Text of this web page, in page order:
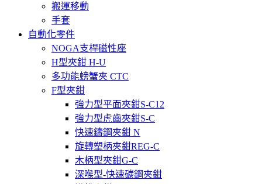
搬運移動
手套
自動化零件
NOGA支桿磁性座
H型夾鉗 H-U
多功能螃蟹夾 CTC
F型夾鉗
強力型平面夾鉗S-C12
強力型虎齒夾鉗S-C
快速鑄鋼夾鉗 N
旋轉塑柄夾鉗REG-C
木柄型夾鉗G-C
深喉型-快速碳鋼夾鉗